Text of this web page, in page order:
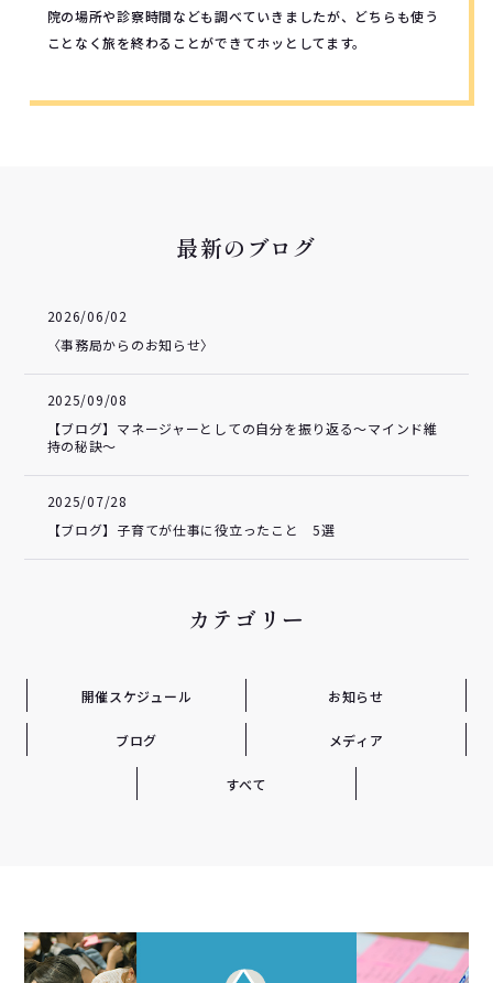
院の場所や診察時間なども調べていきましたが、どちらも使う
ことなく旅を終わることができてホッとしてます。
最新のブログ
2026/06/02
〈事務局からのお知らせ〉
2025/09/08
【ブログ】マネージャーとしての自分を振り返る～マインド維
持の秘訣～
2025/07/28
【ブログ】子育てが仕事に役立ったこと 5選
カテゴリー
開催スケジュール お知らせ
ブログ メディア
すべて